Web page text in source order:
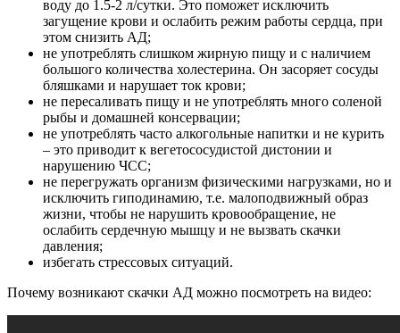
воду до 1.5-2 л/сутки. Это поможет исключить
загущение крови и ослабить режим работы сердца, при
этом снизить АД;
не употреблять слишком жирную пищу и с наличием
большого количества холестерина. Он засоряет сосуды
бляшками и нарушает ток крови;
не пересаливать пищу и не употреблять много соленой
рыбы и домашней консервации;
не употреблять часто алкогольные напитки и не курить
– это приводит к вегетососудистой дистонии и
нарушению ЧСС;
не перегружать организм физическими нагрузками, но и
исключить гиподинамию, т.е. малоподвижный образ
жизни, чтобы не нарушить кровообращение, не
ослабить сердечную мышцу и не вызвать скачки
давления;
избегать стрессовых ситуаций.
Почему возникают скачки АД можно посмотреть на видео: